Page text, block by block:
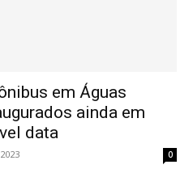
em Águas
ainda em
data
0